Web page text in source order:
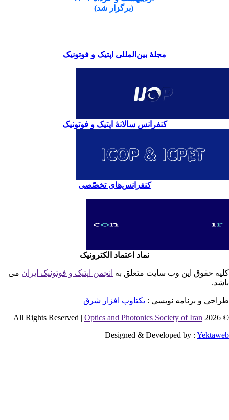
(برگزار شد)
مجلۀ بین‌المللی اپتیک و فوتونیک
کنفرانس سالانۀ اپتیک و فوتونیک
کنفرانس‌های تخصّصی
نماد اعتماد الکترونیک
حقوق این وب سایت متعلق بهانجمن اپتیک و فوتونیک ایران می
و برنامه نویسی : یکتاوب افزار شرق
©
Optics and Photonics Society of Iran
Designed & Developed by :